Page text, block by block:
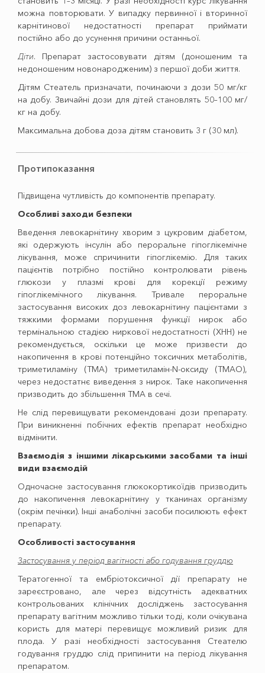
можна повторювати. У випадку первинної і вторинної
карнітинової недостатності препарат приймати
постійно або до усунення причини останньої.
Діти. Препарат застосовувати дітям (доношеним та
недоношеним новонародженим) з першої доби життя.
Дітям Стеатель призначати, починаючи з дози 50 мг/кг
на добу. Звичайні дози для дітей становлять 50–100 мг/
кг на добу.
Максимальна добова доза дітям становить 3 г (30 мл).
Протипоказання
Підвищена чутливість до компонентів препарату.
Особливі заходи безпеки
Введення левокарнітину хворим з цукровим діабетом,
які одержують інсулін або пероральне гіпоглікемічне
лікування, може спричинити гіпоглікемію. Для таких
пацієнтів потрібно постійно контролювати рівень
глюкози у плазмі крові для корекції режиму
гіпоглікемічного лікування. Тривале пероральне
застосування високих доз левокарнітину пацієнтами з
тяжкими формами порушення функції нирок або
термінальною стадією ниркової недостатності (ХНН) не
рекомендується, оскільки це може призвести до
накопичення в крові потенційно токсичних метаболітів,
тримети­ламіну (ТМА) триметиламін-N-оксиду (ТМАО),
через недостатнє виведення з нирок. Таке накопичення
призводить до збільшення ТМА в сечі.
Не слід перевищувати рекомендовані дози препарату.
При виникненні побічних ефектів препарат необхідно
відмінити.
Взаємодія з іншими лікарськими засобами та інші
види взаємодій
Одночасне застосування глюкокортикоїдів призводить
до накопичення левокарнітину у тканинах організму
(окрім печінки). Інші анаболічні засоби посилюють ефект
препарату.
Особливості застосування
Застосування у період вагітності або годування груддю
Тератогенної та ембріотоксичної дії препарату не
зареєстровано, але через від­сутність адекватних
контрольованих клінічних досліджень застосування
препарату вагітним можливо тільки тоді, коли очікувана
користь для матері перевищує мож­ливий ризик для
плода. У разі необхідності застосування Стеателю
годування груддю слід припинити на період лікування
препаратом.